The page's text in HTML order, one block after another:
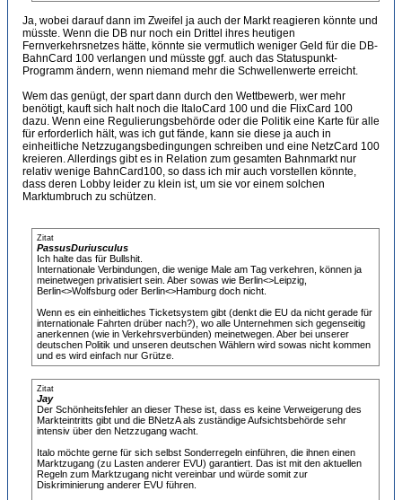
Ja, wobei darauf dann im Zweifel ja auch der Markt reagieren könnte und
müsste. Wenn die DB nur noch ein Drittel ihres heutigen
Fernverkehrsnetzes hätte, könnte sie vermutlich weniger Geld für die DB-
BahnCard 100 verlangen und müsste ggf. auch das Statuspunkt-
Programm ändern, wenn niemand mehr die Schwellenwerte erreicht.
Wem das genügt, der spart dann durch den Wettbewerb, wer mehr
benötigt, kauft sich halt noch die ItaloCard 100 und die FlixCard 100
dazu. Wenn eine Regulierungsbehörde oder die Politik eine Karte für alle
für erforderlich hält, was ich gut fände, kann sie diese ja auch in
einheitliche Netzzugangsbedingungen schreiben und eine NetzCard 100
kreieren. Allerdings gibt es in Relation zum gesamten Bahnmarkt nur
relativ wenige BahnCard100, so dass ich mir auch vorstellen könnte,
dass deren Lobby leider zu klein ist, um sie vor einem solchen
Marktumbruch zu schützen.
Zitat
PassusDuriusculus
Ich halte das für Bullshit.
Internationale Verbindungen, die wenige Male am Tag verkehren, können ja
meinetwegen privatisiert sein. Aber sowas wie Berlin<>Leipzig,
Berlin<>Wolfsburg oder Berlin<>Hamburg doch nicht.
Wenn es ein einheitliches Ticketsystem gibt (denkt die EU da nicht gerade für
internationale Fahrten drüber nach?), wo alle Unternehmen sich gegenseitig
anerkennen (wie in Verkehrsverbünden) meinetwegen. Aber bei unserer
deutschen Politik und unseren deutschen Wählern wird sowas nicht kommen
und es wird einfach nur Grütze.
Zitat
Jay
Der Schönheitsfehler an dieser These ist, dass es keine Verweigerung des
Markteintritts gibt und die BNetzA als zuständige Aufsichtsbehörde sehr
intensiv über den Netzzugang wacht.
Italo möchte gerne für sich selbst Sonderregeln einführen, die ihnen einen
Marktzugang (zu Lasten anderer EVU) garantiert. Das ist mit den aktuellen
Regeln zum Marktzugang nicht vereinbar und würde somit zur
Diskriminierung anderer EVU führen.